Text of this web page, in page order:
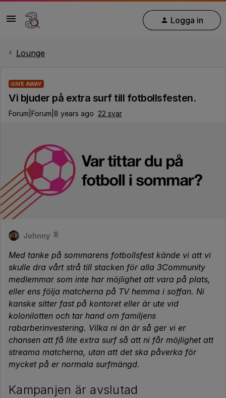
Logga in
Lounge
GIVE AWAY
Vi bjuder på extra surf till fotbollsfesten.
Forum|Forum|8 years ago 22 svar
Johnny
Med tanke på sommarens fotbollsfest kände vi att vi
skulle dra vårt strå till stacken för alla 3Community
medlemmar som inte har möjlighet att vara på plats,
eller ens följa matcherna på TV hemma i soffan. Ni
kanske sitter fast på kontoret eller är ute vid
kolonilotten och tar hand om familjens
rabarberinvestering. Vilka ni än är så ger vi er
chansen att få lite extra surf så att ni får möjlighet att
streama matcherna, utan att det ska påverka för
mycket på er normala surfmängd.
Kampanjen är avslutad